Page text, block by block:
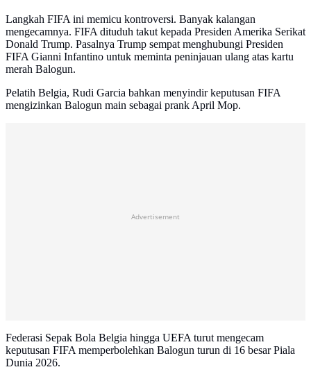
Langkah FIFA ini memicu kontroversi. Banyak kalangan
mengecamnya. FIFA dituduh takut kepada Presiden Amerika Serikat
Donald Trump. Pasalnya Trump sempat menghubungi Presiden
FIFA Gianni Infantino untuk meminta peninjauan ulang atas kartu
merah Balogun.
Pelatih Belgia, Rudi Garcia bahkan menyindir keputusan FIFA
mengizinkan Balogun main sebagai prank April Mop.
Advertisement
Federasi Sepak Bola Belgia hingga UEFA turut mengecam
keputusan FIFA memperbolehkan Balogun turun di 16 besar Piala
Dunia 2026.